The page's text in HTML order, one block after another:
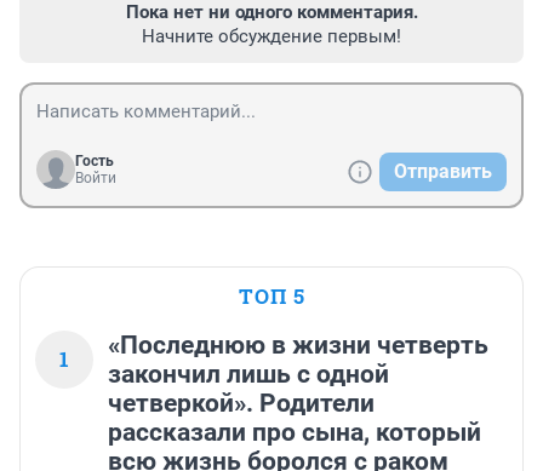
Пока нет ни одного комментария.
Начните обсуждение первым!
Гость
Войти
Отправить
ТОП 5
1
«Последнюю в жизни четверть
закончил лишь с одной
четверкой». Родители
рассказали про сына, который
всю жизнь боролся с раком